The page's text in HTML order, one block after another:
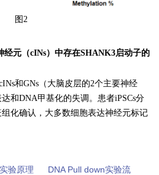
图2
经元（cINs）中存在SHANK3启动子的
和GNs（大脑皮层的2个主要神经
和DNA甲基化的失调。患者iPSCs分
化确认，大多数细胞表达神经元标记
验原理 DNA Pull down实验流